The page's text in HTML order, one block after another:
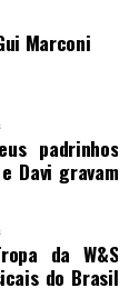
Marconi
padrinhos
Davi gravam
da W&S
do Brasil